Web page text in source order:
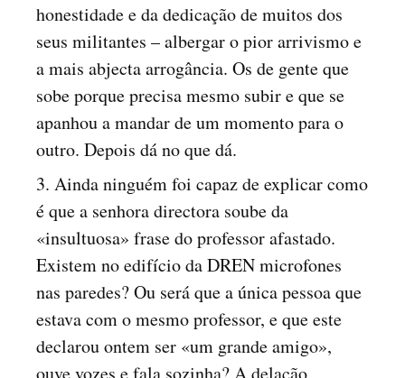
honestidade e da dedicação de muitos dos
seus militantes – albergar o pior arrivismo e
a mais abjecta arrogância. Os de gente que
sobe porque precisa mesmo subir e que se
apanhou a mandar de um momento para o
outro. Depois dá no que dá.
3. Ainda ninguém foi capaz de explicar como
é que a senhora directora soube da
«insultuosa» frase do professor afastado.
Existem no edifício da DREN microfones
nas paredes? Ou será que a única pessoa que
estava com o mesmo professor, e que este
declarou ontem ser «um grande amigo»,
ouve vozes e fala sozinha? A delação